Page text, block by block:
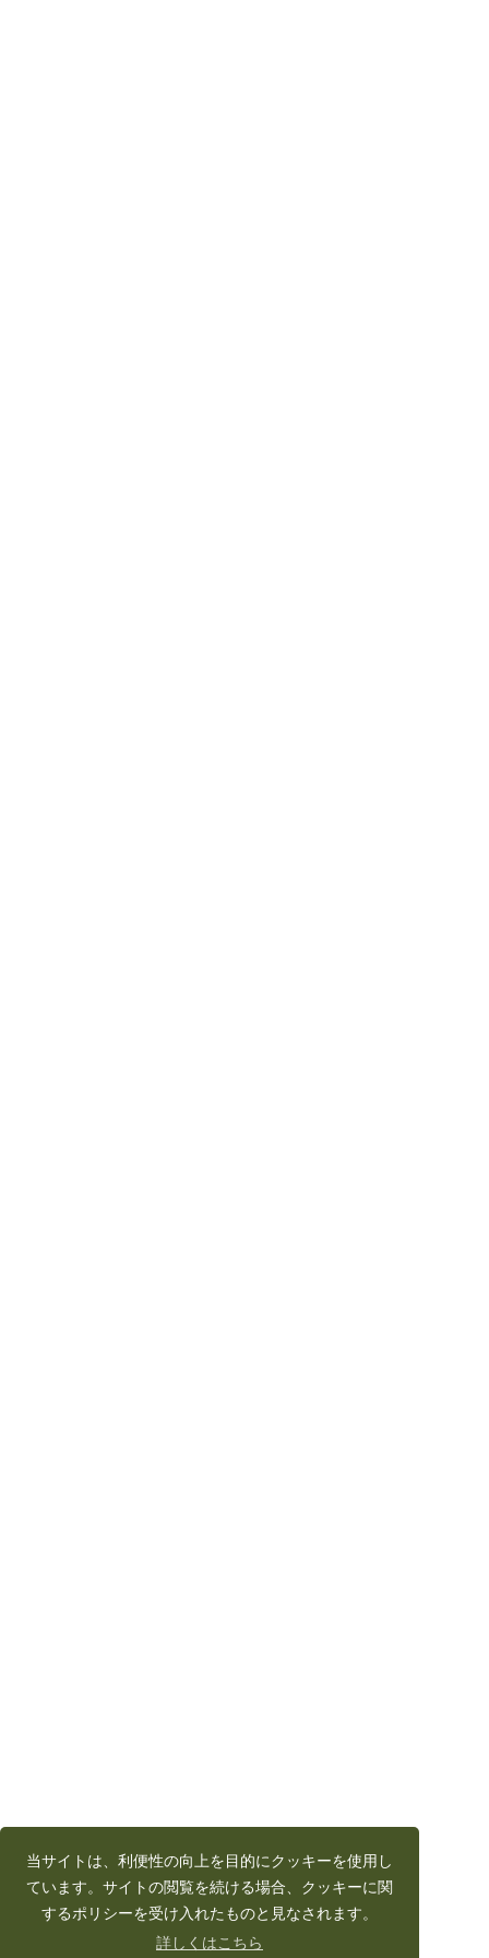
当サイトは、利便性の向上を目的にクッキーを使用し
ています。サイトの閲覧を続ける場合、クッキーに関
するポリシーを受け入れたものと見なされます。
詳しくはこちら